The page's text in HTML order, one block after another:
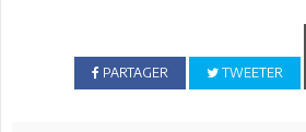
PARTAGER TWEETER